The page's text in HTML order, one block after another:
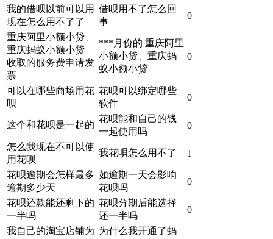
我的借呗以前可以用
现在怎么用不了了
借呗用不了怎么回
事
0
重庆阿里小额小贷、
重庆蚂蚁小额小贷
收取的服务费申请发
票
***月份的 重庆阿里
小额小贷、重庆蚂
蚁小额小贷
0
可以在哪些商场用花
呗
花呗可以绑定哪些
软件
0
这个和花呗是一起的
花呗能和自己的钱
一起使用吗
0
怎么我现在不可以使
用花呗
我花唄怎么用不了 1
花呗逾期会怎样最多
逾期多少天
如逾期一天会影响
花呗吗
0
花呗还款能还剩下的
一半吗
花呗分期后能选择
还一半吗
0
我自己的淘宝店铺为 为什么我开通了蚂